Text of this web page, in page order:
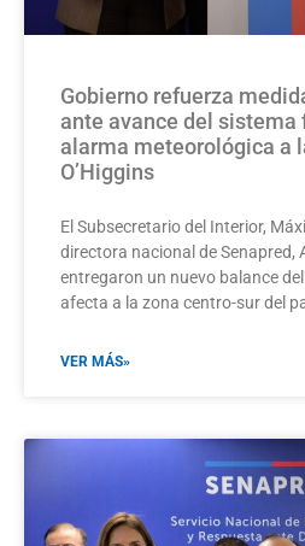
Gobierno refuerza
ante avance del sistema
alarma meteorológica a
O’Higgins
El Subsecretario del Interior,
directora nacional de Senapred,
entregaron un nuevo balance
afecta a la zona centro-sur del
VER MÁS»